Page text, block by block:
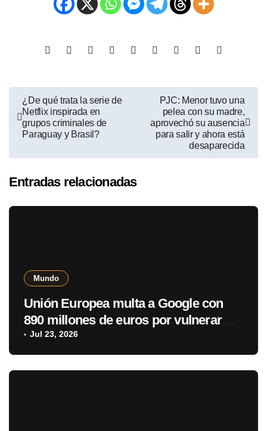
¿De qué trata la serie de
Netflix inspirada en
grupos criminales de
Paraguay y Brasil?
PJC: Menor tuvo una
pelea con su madre,
aprovechó su ausencia
para salir y ahora está
desaparecida
Entradas relacionadas
Mundo
Unión Europea multa a Google con
890 millones de euros por vulnerar
normativa digital
Jul 23, 2026